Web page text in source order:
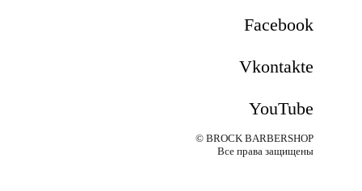
Facebook
Vkontakte
YouTube
© BROCK BARBERSHOP
Все права защищены